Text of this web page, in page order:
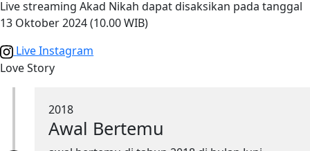
Live streaming Akad Nikah dapat disaksikan pada tanggal
13 Oktober 2024 (10.00 WIB)
Live Instagram
Love Story
2018
Awal Bertemu